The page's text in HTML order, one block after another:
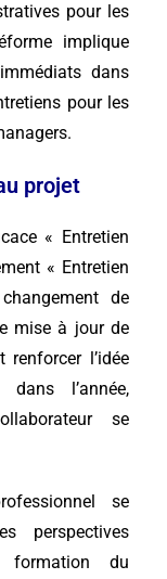
pour les
implique
dans
pour les
projet
« Entretien
« Entretien
de
mise à jour de
l’idée
l’année,
se
se
perspectives
formation du